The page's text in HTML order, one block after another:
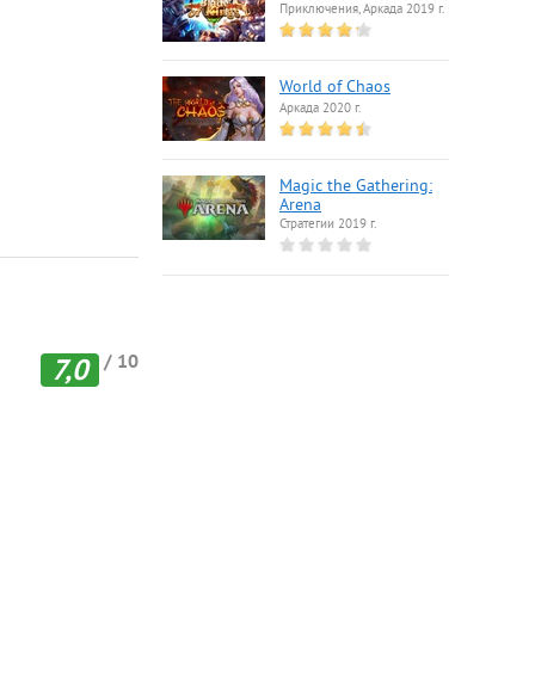
7,0 / 10
Приключения, Аркада 2019 г.
World of Chaos
Аркада 2020 г.
Magic the Gathering:
Arena
Стратегии 2019 г.